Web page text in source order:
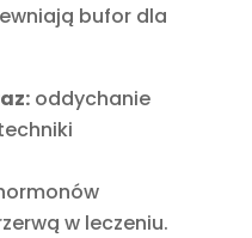
bufor dla
oddychanie
w leczeniu.